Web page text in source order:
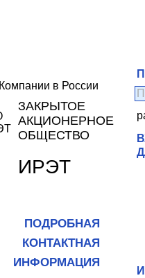
ЗАКРЫТОЕ
АКЦИОНЕРНОЕ
ОБЩЕСТВО
ИРЭТ
ПОДРОБНАЯ
КОНТАКТНАЯ
ИНФОРМАЦИЯ